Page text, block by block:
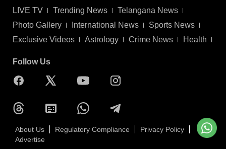
LIVE TV Trending News
Telangana News
Photo Gallery
International News
Sports News
Exclusive Videos
Astrology Crime News Health
Follow Us
About Us Regulatory Compliance
Privacy Policy
Advertise